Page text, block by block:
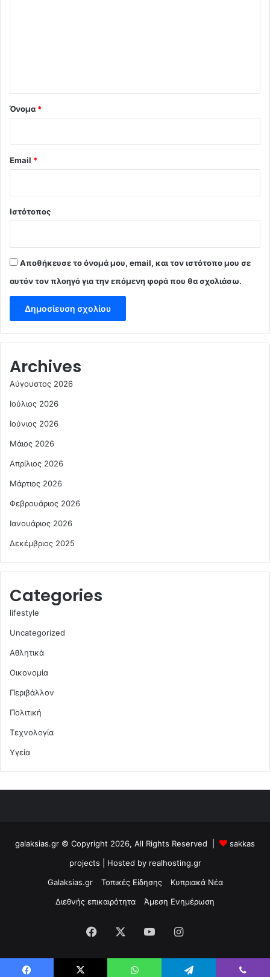
Όνομα *
Email *
Ιστότοπος
Αποθήκευσε το όνομά μου, email, και τον ιστότοπο μου σε
αυτόν τον πλοηγό για την επόμενη φορά που θα σχολιάσω.
Archives
Αύγουστος 2026
Ιούλιος 2026
Ιούνιος 2026
Μάιος 2026
Απρίλιος 2026
Μάρτιος 2026
Φεβρουάριος 2026
Ιανουάριος 2026
Δεκέμβριος 2025
Categories
lifestyle
Uncategorized
Αθλητικά
Οικονομία
Περιβάλλον
Πολιτική
Τεχνολογία
Υγεία
galaksias.gr © Copyright 2026, All Rights Reserved |
sakkas
projects | Hosted by realhosting.gr
Galaksias.gr
Τοπικές Είδησης
Κυπριακά Νέα
Διεθνής επικαιρότητα
Άμεση Ενημέρωση
Facebook YouTubeInstagram